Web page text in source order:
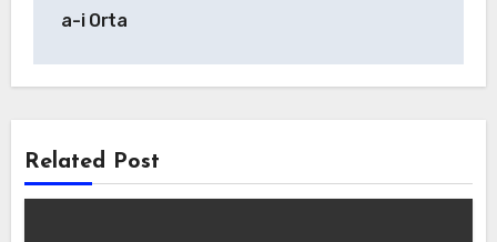
a-i Orta
Related Post